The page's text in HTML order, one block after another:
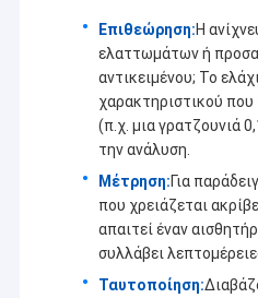
Επιθεώρηση:Η
ελαττωμάτων ή
αντικειμένου; Το
χαρακτηριστικού που
(π.χ. μια γρατζουνιά
την ανάλυση.
Μέτρηση:Για
που χρειάζεται
απαιτεί έναν
συλλάβει
Ταυτοποίηση: